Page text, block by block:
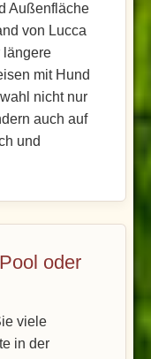
Außenfläche
von Lucca
längere
mit Hund
nicht nur
auch auf
und
oder
viele
in der